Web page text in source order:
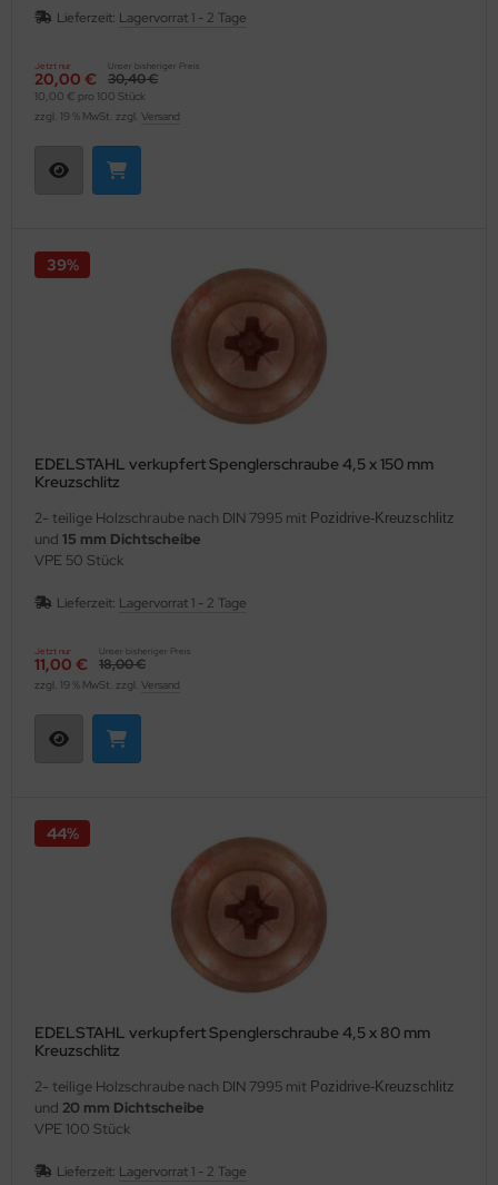
Lieferzeit: Lagervorrat 1 - 2 Tage
Jetzt nur
20,00 €
Unser bisheriger Preis
30,40 €
10,00 € pro 100 Stück
zzgl. 19 % MwSt. zzgl. Versand
EDELSTAHL verkupfert Spenglerschraube 4,5 x 150 mm
Kreuzschlitz
2- teilige Holzschraube nach DIN 7995 mit Pozidrive-Kreuzschlitz
und 15 mm Dichtscheibe
VPE 50 Stück
Lieferzeit: Lagervorrat 1 - 2 Tage
Jetzt nur
11,00 €
Unser bisheriger Preis
18,00 €
39%
zzgl. 19 % MwSt. zzgl. Versand
EDELSTAHL verkupfert Spenglerschraube 4,5 x 80 mm
Kreuzschlitz
2- teilige Holzschraube nach DIN 7995 mit Pozidrive-Kreuzschlitz
und 20 mm Dichtscheibe
VPE 100 Stück
Lieferzeit: Lagervorrat 1 - 2 Tage
44%